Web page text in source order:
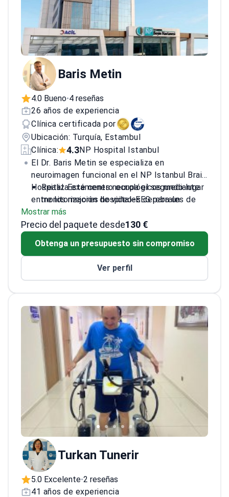
Baris Metin
4.0 Bueno•4 reseñas
26 años de experiencia
Clínica certificada por
Ubicación: Turquía, Estambul
Clínica:
4.3NP Hospital Istanbul
El Dr. Baris Metin se especializa en
neuroimagen funcional en el NP Istanbul Brain
Hospital. Este centro ocupa el segundo lugar
entre los mejores hospitales cerebrales de
Europa.
Realiza exámenes neurológicos mediante
monitorización de video-EEG para un
seguimiento preciso de las convulsiones
Supervisa resonancias magnéticas
detallada de los trastornos de la memoria
diagnosticar la enfermedad de Alzheimer y
gracias a su práctica clínica en Bélgica
Evalúa afecciones graves como el
síndrome de West y el temblor esencial
Mostrar más
Precio del paquete desde130 €
Obtenga un presupuesto sin compromiso
Ver perfil
Turkan Tunerir
5.0 Excelente•2 reseñas
41 años de experiencia